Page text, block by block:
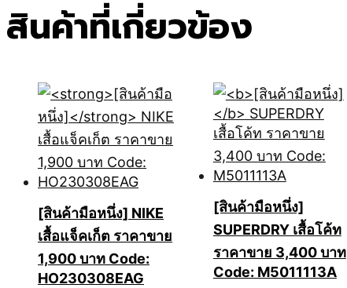
สินค้าที่เกี่ยวข้อง
[สินค้ามือหนึ่ง] NIKE
เสื้อแจ็คเก็ต ราคาขาย
1,900 บาท Code:
HO230308EAG
[สินค้ามือหนึ่ง]
SUPERDRY เสื้อโค้ท
ราคาขาย 3,400 บาท
Code: M5011113A